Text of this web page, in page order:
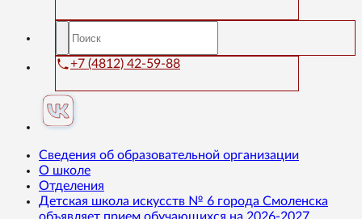
+7 (4812) 42-59-88
Сведения об образовательной организации
О школе
Отделения
Детская школа искусств № 6 города Смоленска